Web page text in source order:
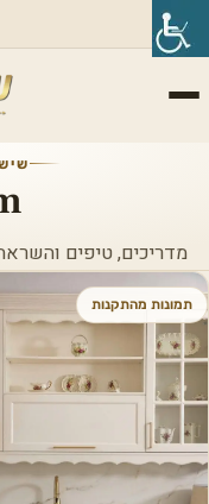
מדריכים, טיפים
תמונות מהתקנות